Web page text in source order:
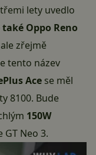
lety uvedlo
Oppo Reno
zřejmě
tento název
Ace se měl
8100. Bude
150W
GT Neo 3.